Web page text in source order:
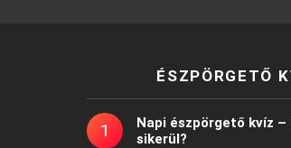
ÉSZPÖRGETŐ
Napi észpörgető kvíz –
sikerül?